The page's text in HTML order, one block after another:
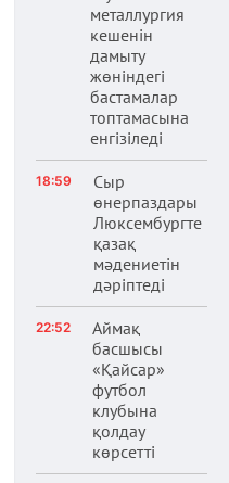
металлургия
кешенін
дамыту
жөніндегі
бастамалар
топтамасына
енгізіледі
18:59
Сыр
өнерпаздары
Люксембургте
қазақ
мәдениетін
дәріптеді
22:52
Аймақ
басшысы
«Қайсар»
футбол
клубына
қолдау
көрсетті